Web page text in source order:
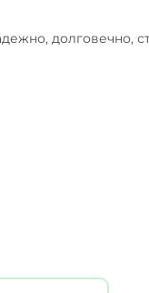
долговечно,